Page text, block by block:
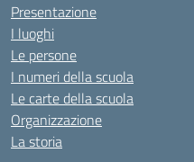
Presentazione
I luoghi
Le persone
I numeri della scuola
Le carte della scuola
Organizzazione
La storia